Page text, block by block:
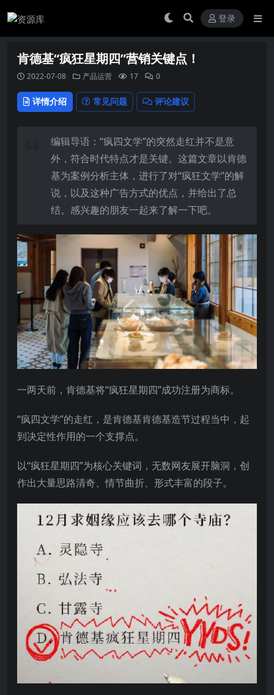
登录
肯德基“疯狂星期四”营销关键点！
2022-07-08 产品运营 17 0
详情介绍 常见问题 评论建议
编辑导语：“疯四文学”的突然走红并不是意
外，符合时代特点才是关键。这篇文章以肯德
基为案例分析主体，进行了对“疯狂文学”的解
说，以及这种广告方式的优点，并给出了总
结。感兴趣的朋友一起来了解一下吧。
一两天前，肯德基将“疯狂星期四”成功注册为商标。
“疯四文学”的走红，是肯德基肯德基造节过程当中，起
到决定性作用的一个支撑点。
以“疯狂星期四”为核心关键词，无数网友展开脑洞，创
作出大量思路清奇、情节曲折、形式丰富的段子。